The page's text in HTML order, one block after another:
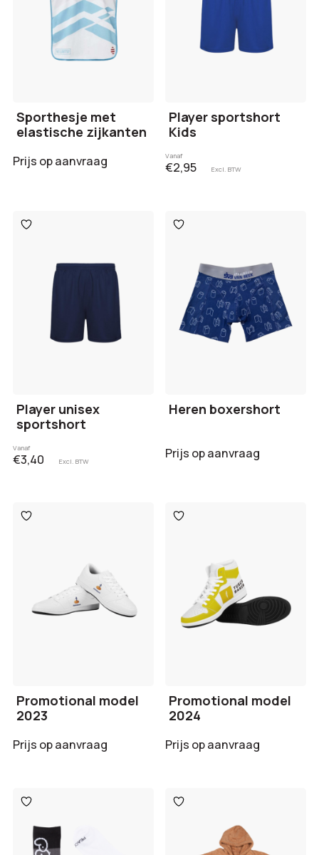
Sporthesje met
elastische zijkanten
Prijs op aanvraag
Player sportshort
Kids
Vanaf
€2,95 Excl. BTW
Toevoegen
aan
Player unisex
sportshort
Vanaf
€3,40 Excl. BTW
Toevoegen
aan
Heren boxershort
Prijs op aanvraag
Toevoegen
aan
Promotional model
2023
Prijs op aanvraag
Toevoegen
aan
Promotional model
2024
Prijs op aanvraag
Toevoegen
aan
Toevoegen
aan